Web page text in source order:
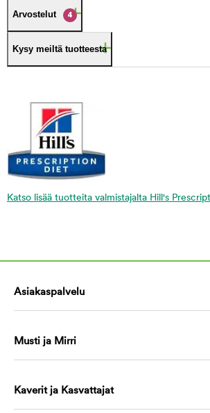
Arvostelut 4
Kysy meiltä tuotteesta
Katso lisää tuotteita valmistajalta Hill's
Asiakaspalvelu
Musti ja Mirri
Kaverit ja Kasvattajat